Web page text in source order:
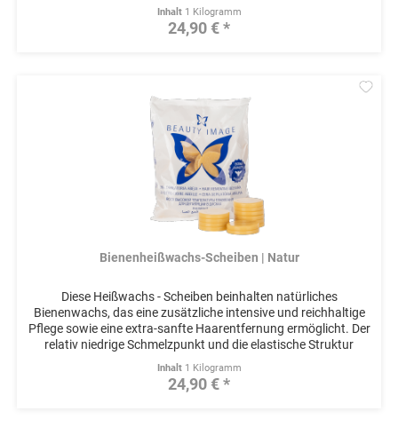
Inhalt 1 Kilogramm
24,90 € *
Bienenheißwachs-Scheiben | Natur
Diese Heißwachs - Scheiben beinhalten natürliches
Bienenwachs, das eine zusätzliche intensive und reichhaltige
Pflege sowie eine extra-sanfte Haarentfernung ermöglicht. Der
relativ niedrige Schmelzpunkt und die elastische Struktur
dieses...
Inhalt 1 Kilogramm
24,90 € *